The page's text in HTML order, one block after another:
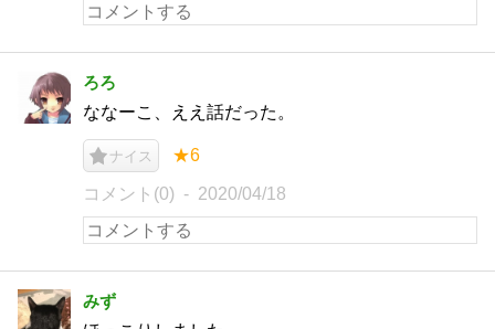
ろろ
ななーこ、ええ話だった。
ナイス ★6
コメント(0) 2020/04/18
みず